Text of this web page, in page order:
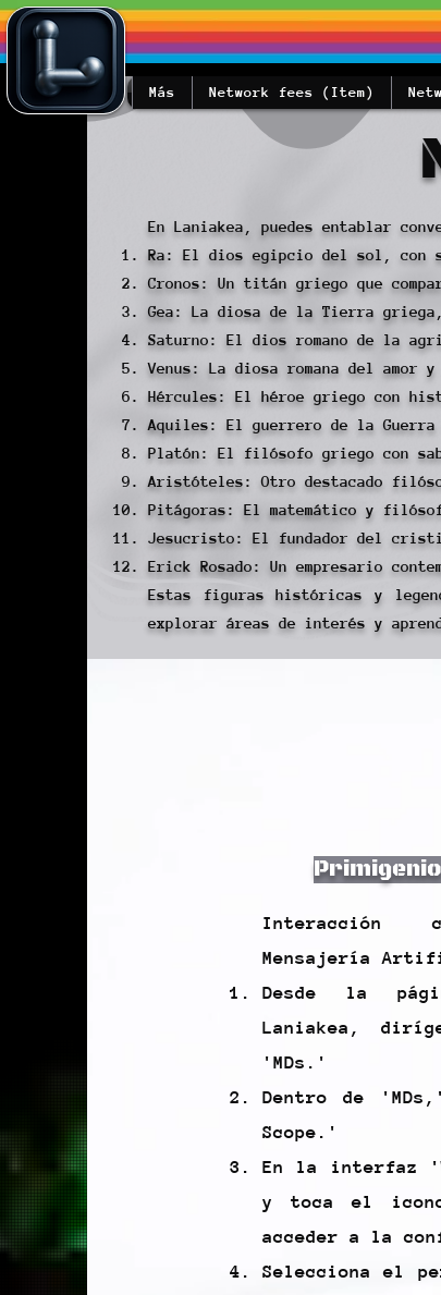
Network fees (Item)
Más
En Laniakea, puedes entablar
Ra: El dios egipcio del sol, con
Cronos: Un titán griego que
Gea: La diosa de la Tierra
Saturno: El dios romano de la
Venus: La diosa romana del
Hércules: El héroe griego con
Aquiles: El guerrero de la
Platón: El filósofo griego con
Aristóteles: Otro destacado
Pitágoras: El matemático y
Jesucristo: El fundador del
Erick Rosado: Un empresario
Estas figuras históricas y
explorar áreas de interés y
Interacción
Mensajería
Desde la
Laniakea,
'MDs.'
Dentro de
Scope.'
En la interfaz
y toca el
acceder a la
Selecciona el